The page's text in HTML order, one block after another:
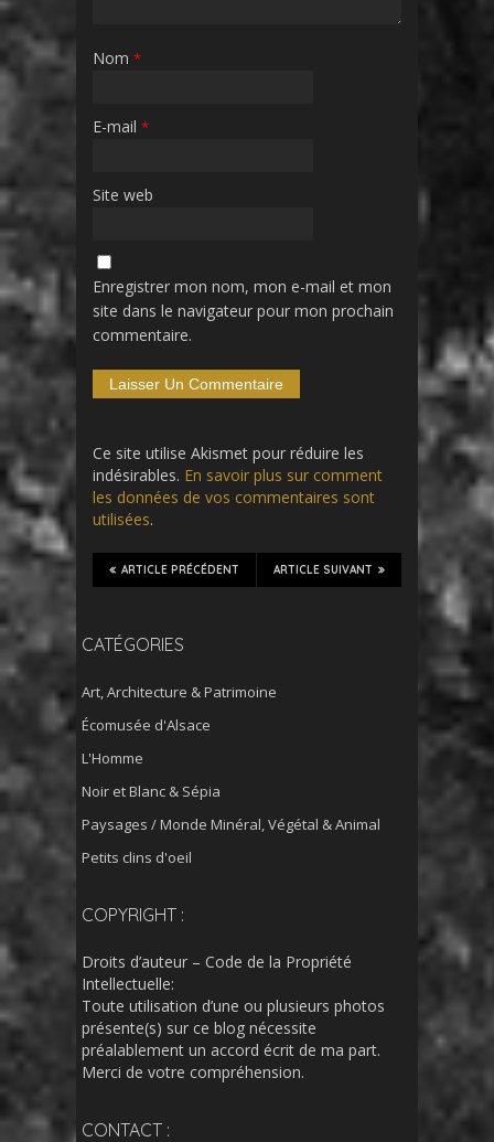
Nom *
E-mail *
Site web
Enregistrer mon nom, mon e-mail et mon
site dans le navigateur pour mon prochain
commentaire.
Ce site utilise Akismet pour réduire les
indésirables. En savoir plus sur comment
les données de vos commentaires sont
utilisées.
ARTICLE SUIVANT
ARTICLE PRÉCÉDENT
CATÉGORIES
Art, Architecture & Patrimoine
Écomusée d'Alsace
L'Homme
Noir et Blanc & Sépia
Paysages / Monde Minéral, Végétal & Animal
Petits clins d'oeil
COPYRIGHT :
Droits d’auteur – Code de la Propriété
Intellectuelle:
Toute utilisation d’une ou plusieurs photos
présente(s) sur ce blog nécessite
préalablement un accord écrit de ma part.
Merci de votre compréhension.
CONTACT :